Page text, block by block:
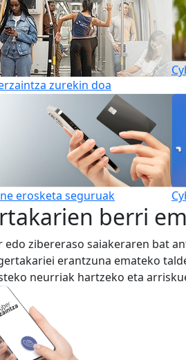
zurekin doa
erosketa seguruak
berri
edo zibereraso saiakeraren bat
erantzuna emateko
neurriak hartzeko eta